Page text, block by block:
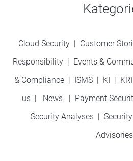
Cloud Security | Customer
Responsibility| Events &
& Compliance | ISMS | KI |
us | News | Payment
Security Analyses |
Advisories